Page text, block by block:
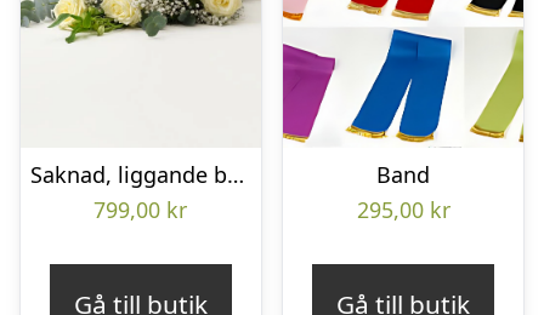
Saknad, liggande bukett
799,00 kr
Gå till butik
Band
295,00 kr
Gå till butik